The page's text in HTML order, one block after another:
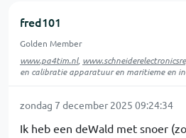
fred101
Golden Member
www.pa4tim.nl,
en calibratie apparatuur en maritieme en
zondag 7 december 2025 09:24:34
Ik heb een deWald met snoer